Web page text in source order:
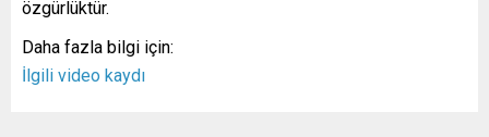
özgürlüktür.
Daha fazla bilgi için:
İlgili video kaydı